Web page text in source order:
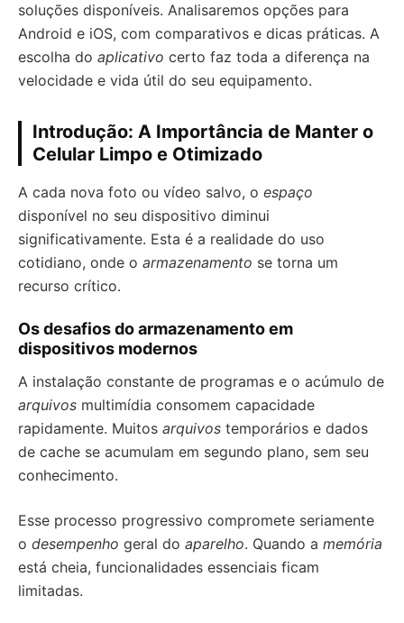
soluções disponíveis. Analisaremos opções para
Android e iOS, com comparativos e dicas práticas. A
escolha do aplicativo certo faz toda a diferença na
velocidade e vida útil do seu equipamento.
Introdução: A Importância de Manter o
Celular Limpo e Otimizado
A cada nova foto ou vídeo salvo, o espaço
disponível no seu dispositivo diminui
significativamente. Esta é a realidade do uso
cotidiano, onde o armazenamento se torna um
recurso crítico.
Os desafios do armazenamento em
dispositivos modernos
A instalação constante de programas e o acúmulo de
arquivos multimídia consomem capacidade
rapidamente. Muitos arquivos temporários e dados
de cache se acumulam em segundo plano, sem seu
conhecimento.
Esse processo progressivo compromete seriamente
o desempenho geral do aparelho. Quando a memória
está cheia, funcionalidades essenciais ficam
limitadas.